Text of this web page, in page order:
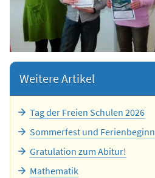
Weitere Artikel
Tag der Freien Schulen 2026
Sommerfest und Ferienbeginn
Gratulation zum Abitur!
Mathematik